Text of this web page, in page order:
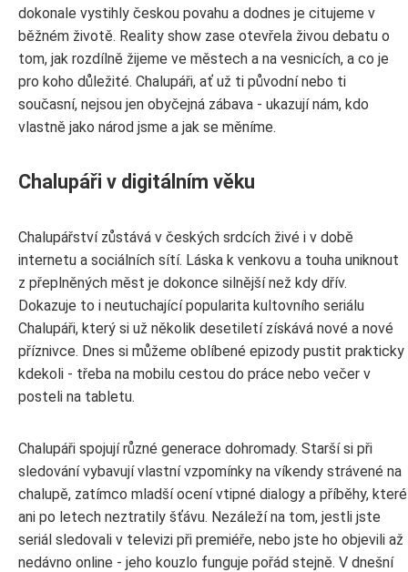
dokonale vystihly českou povahu a dodnes je citujeme v
běžném životě. Reality show zase otevřela živou debatu o
tom, jak rozdílně žijeme ve městech a na vesnicích, a co je
pro koho důležité. Chalupáři, ať už ti původní nebo ti
současní, nejsou jen obyčejná zábava - ukazují nám, kdo
vlastně jako národ jsme a jak se měníme.
Chalupáři v digitálním věku
Chalupářství zůstává v českých srdcích živé i v době
internetu a sociálních sítí. Láska k venkovu a touha uniknout
z přeplněných měst je dokonce silnější než kdy dřív.
Dokazuje to i neutuchající popularita kultovního seriálu
Chalupáři, který si už několik desetiletí získává nové a nové
příznivce. Dnes si můžeme oblíbené epizody pustit prakticky
kdekoli - třeba na mobilu cestou do práce nebo večer v
posteli na tabletu.
Chalupáři spojují různé generace dohromady. Starší si při
sledování vybavují vlastní vzpomínky na víkendy strávené na
chalupě, zatímco mladší ocení vtipné dialogy a příběhy, které
ani po letech neztratily šťávu. Nezáleží na tom, jestli jste
seriál sledovali v televizi při premiéře, nebo jste ho objevili až
nedávno online - jeho kouzlo funguje pořád stejně. V dnešní